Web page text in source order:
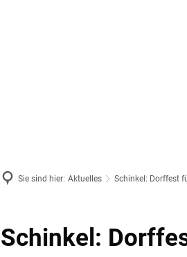
Sie sind hier: Aktuelles Schinkel: Dorffest
Schinkel: